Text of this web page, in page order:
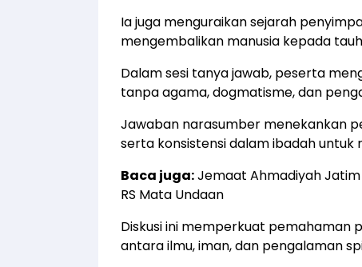
Ia juga menguraikan sejarah
mengembalikan manusia kepada
Dalam sesi tanya jawab, peserta
tanpa agama, dogmatisme, dan
Jawaban narasumber menekankan
serta konsistensi dalam ibadah untuk
Baca juga:Jemaat Ahmadiyah Jatim
RS Mata Undaan
Diskusi ini memperkuat
antara ilmu, iman, dan pengalaman